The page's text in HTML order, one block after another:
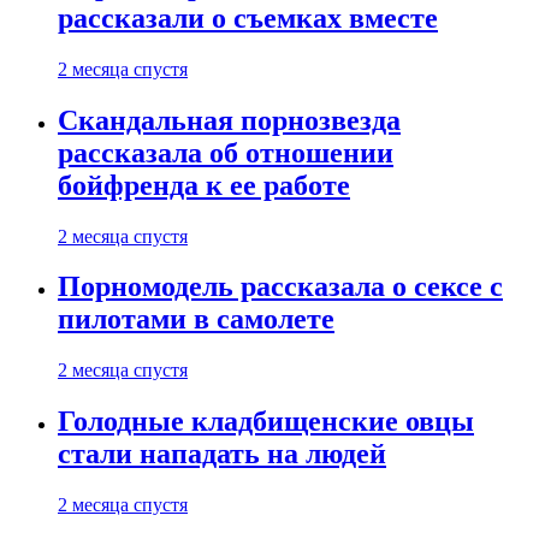
рассказали о съемках вместе
2 месяца спустя
Скандальная порнозвезда
рассказала об отношении
бойфренда к ее работе
2 месяца спустя
Порномодель рассказала о сексе с
пилотами в самолете
2 месяца спустя
Голодные кладбищенские овцы
стали нападать на людей
2 месяца спустя